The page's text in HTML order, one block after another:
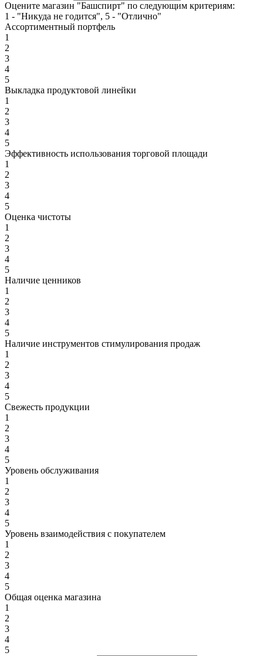
Оцените магазин "Башспирт" по следующим критериям:
1 - "Никуда не годится", 5 - "Отлично"
Ассортиментный портфель
1
2
3
4
5
Выкладка продуктовой линейки
1
2
3
4
5
Эффективность использования торговой площади
1
2
3
4
5
Оценка чистоты
1
2
3
4
5
Наличие ценников
1
2
3
4
5
Наличие инструментов стимулирования продаж
1
2
3
4
5
Свежесть продукции
1
2
3
4
5
Уровень обслуживания
1
2
3
4
5
Уровень взаимодействия с покупателем
1
2
3
4
5
Общая оценка магазина
1
2
3
4
5